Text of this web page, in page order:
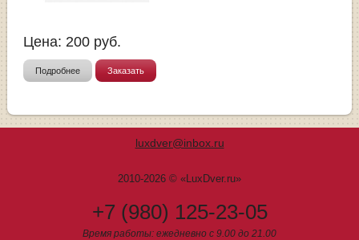
Цена: 200 руб.
Подробнее Заказать
luxdver@inbox.ru
2010-2026 © «LuxDver.ru»
+7 (980) 125-23-05
Время работы: ежедневно с 9.00 до 21.00